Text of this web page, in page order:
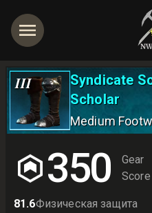
III
Syndicate
Scholar
Medium
350
Gear
Score
81.6Физическая защита